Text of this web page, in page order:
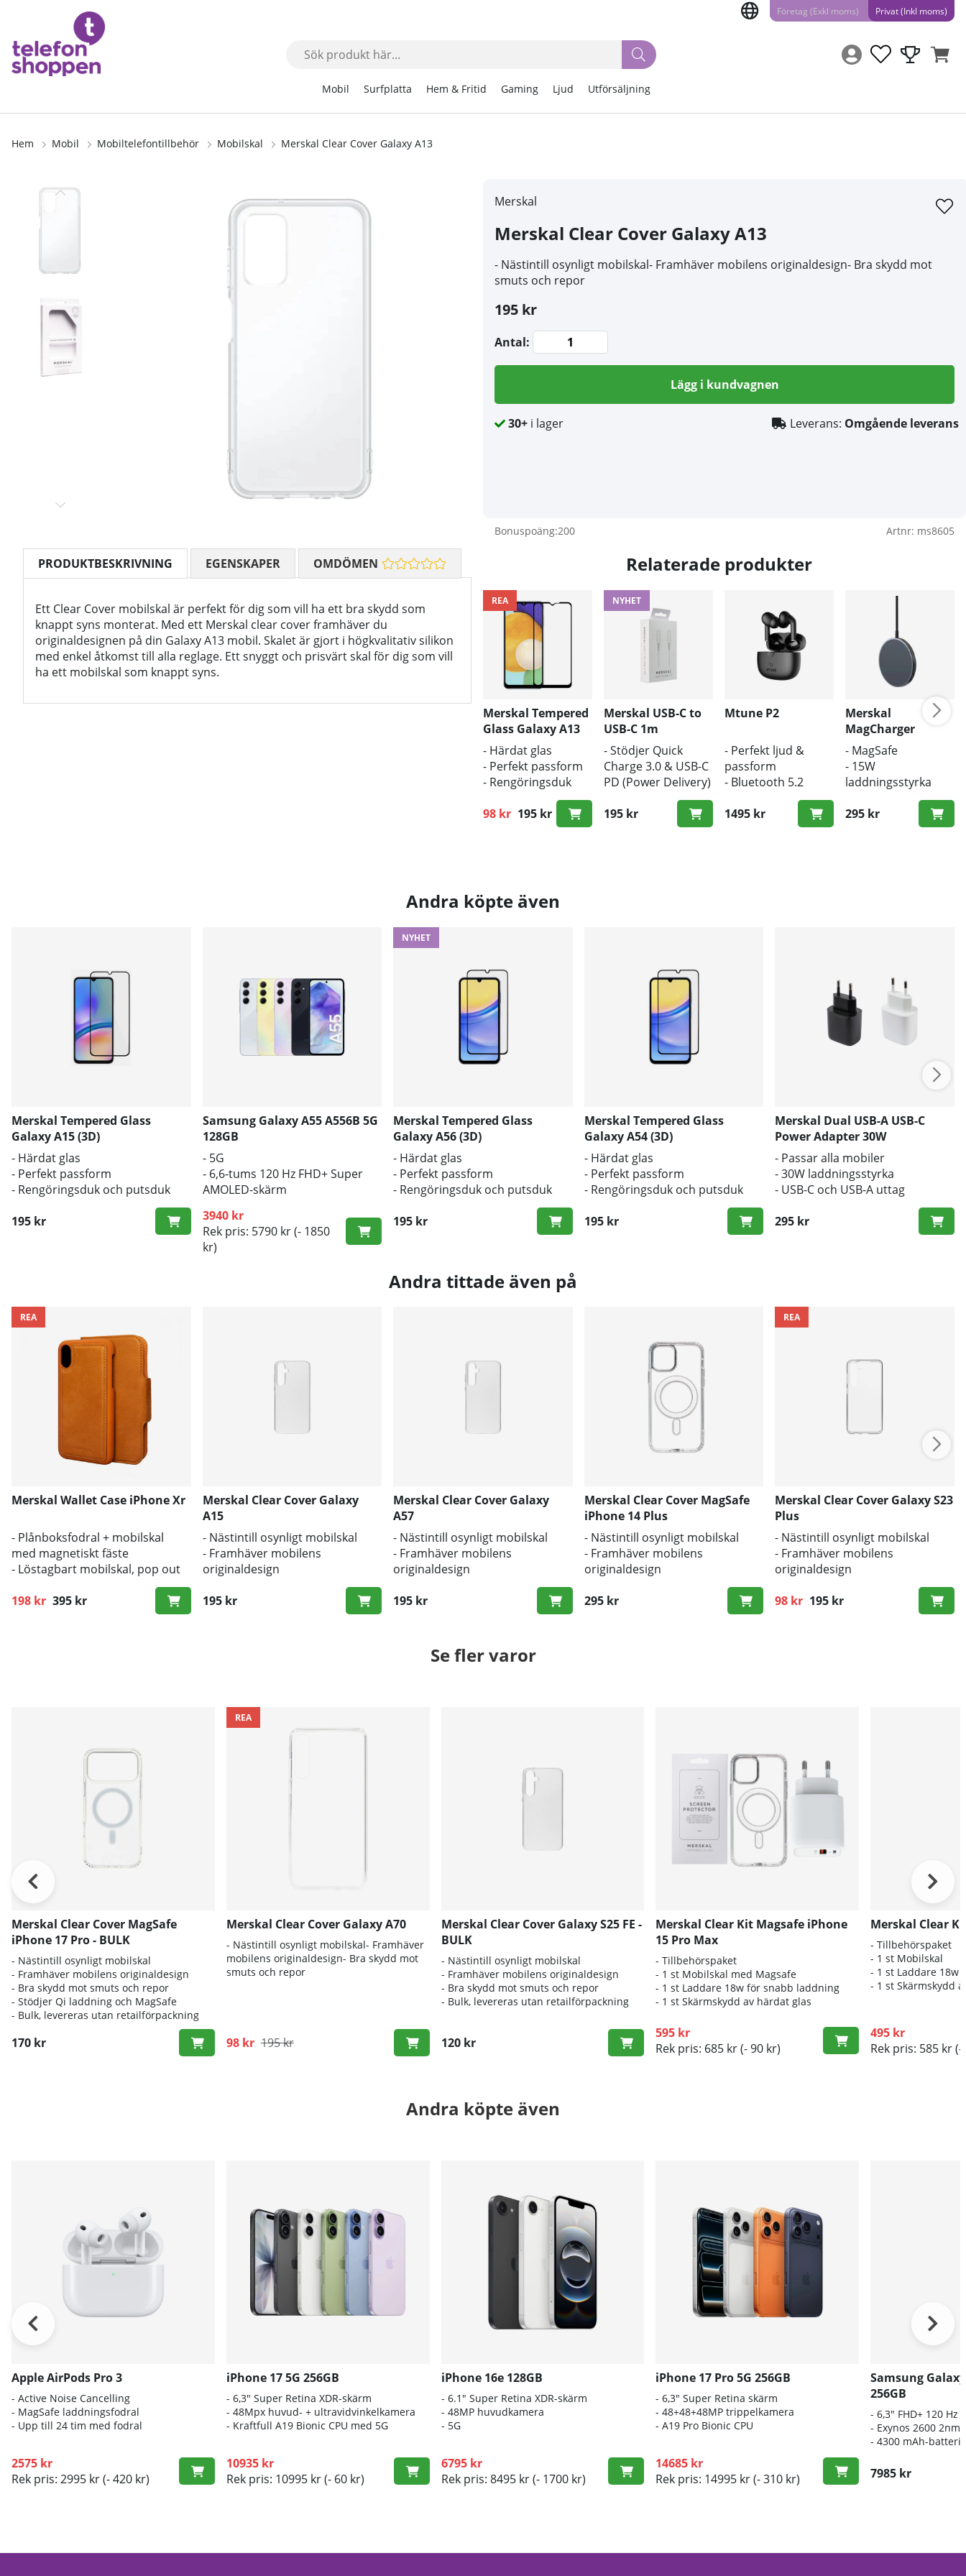
Företag (Exkl moms) Privat (Inkl moms)
Mobil Surfplatta Hem & Fritid Gaming Ljud Utförsäljning
Hem Mobil Mobiltelefontillbehör Mobilskal Merskal Clear Cover Galaxy A13
Produktbilder
Merskal
Merskal Clear Cover Galaxy A13
- Nästintill osynligt mobilskal- Framhäver mobilens originaldesign- Bra skydd mot
smuts och repor
195 kr
Antal:
Lägg i kundvagnen
30+ i lager Leverans: Omgående leverans
Bonuspoäng:200 Artnr: ms8605
PRODUKTBESKRIVNING
Ett Clear Cover mobilskal är perfekt för dig som vill ha ett bra skydd som
knappt syns monterat. Med ett Merskal clear cover framhäver du
originaldesignen på din Galaxy A13 mobil. Skalet är gjort i högkvalitativ silikon
med enkel åtkomst till alla reglage. Ett snyggt och prisvärt skal för dig som vill
ha ett mobilskal som knappt syns.
EGENSKAPER OMDÖMEN Relaterade produkter
REA
Merskal Tempered
Glass Galaxy A13
(3D)
- Härdat glas
- Perfekt passform
- Rengöringsduk
inkluderad
98 kr 195 kr
Ordinarie pris:
NYHET
Merskal USB-C to
USB-C 1m
- Stödjer Quick
Charge 3.0 & USB-C
PD (Power Delivery)
- Snabb hastighet
195 kr
Mtune P2
- Perfekt ljud &
passform
- Bluetooth 5.2
- Trådlös laddning
1495 kr
Merskal
MagCharger
- MagSafe
- 15W
laddningsstyrka
- Trådlös laddare
295 kr
Andra köpte även
Merskal Tempered Glass
Galaxy A15 (3D)
- Härdat glas
- Perfekt passform
- Rengöringsduk och putsduk
195 kr
Samsung Galaxy A55 A556B 5G
128GB
- 5G
- 6,6-tums 120 Hz FHD+ Super
AMOLED-skärm
3940 kr
Rek pris: 5790 kr(- 1850
kr)
NYHET
Merskal Tempered Glass
Galaxy A56 (3D)
- Härdat glas
- Perfekt passform
- Rengöringsduk och putsduk
195 kr
Merskal Tempered Glass
Galaxy A54 (3D)
- Härdat glas
- Perfekt passform
- Rengöringsduk och putsduk
195 kr
Merskal Dual USB-A USB-C
Power Adapter 30W
- Passar alla mobiler
- 30W laddningsstyrka
- USB-C och USB-A uttag
295 kr
Andra tittade även på
REA
Merskal Wallet Case iPhone Xr
- Plånboksfodral + mobilskal
med magnetiskt fäste
- Löstagbart mobilskal, pop out
198 kr 395 kr
Ordinarie pris:
Merskal Clear Cover Galaxy
A15
- Nästintill osynligt mobilskal
- Framhäver mobilens
originaldesign
- Bra skydd mot smuts och repor
195 kr
Merskal Clear Cover Galaxy
A57
- Nästintill osynligt mobilskal
- Framhäver mobilens
originaldesign
- Bra skydd mot smuts och repor
195 kr
Merskal Clear Cover MagSafe
iPhone 14 Plus
- Nästintill osynligt mobilskal
- Framhäver mobilens
originaldesign
- Bra skydd mot smuts och repor
295 kr
REA
Merskal Clear Cover Galaxy S23
Plus
- Nästintill osynligt mobilskal
- Framhäver mobilens
originaldesign
- Bra skydd mot smuts och repor
98 kr 195 kr
Ordinarie pris:
Se fler varor
Merskal Clear Cover MagSafe
iPhone 17 Pro - BULK
- Nästintill osynligt mobilskal
- Framhäver mobilens originaldesign
- Bra skydd mot smuts och repor
- Stödjer Qi laddning och MagSafe
- Bulk, levereras utan retailförpackning
170 kr
REA
Merskal Clear Cover Galaxy A70
- Nästintill osynligt mobilskal- Framhäver
mobilens originaldesign- Bra skydd mot
smuts och repor
98 kr 195 kr
Merskal Clear Cover Galaxy S25 FE -
BULK
- Nästintill osynligt mobilskal
- Framhäver mobilens originaldesign
- Bra skydd mot smuts och repor
- Bulk, levereras utan retailförpackning
120 kr
Merskal Clear Kit Magsafe iPhone
15 Pro Max
- Tillbehörspaket
- 1 st Mobilskal med Magsafe
- 1 st Laddare 18w för snabb laddning
- 1 st Skärmskydd av härdat glas
595 kr
Rek pris: 685 kr(- 90 kr)
Merskal Clear
- Tillbehörspaket
- 1 st Mobilskal
- 1 st Laddare 18w
- 1 st Skärmskydd
495 kr
Rek pris: 585 kr(-
Andra köpte även
Apple AirPods Pro 3
- Active Noise Cancelling
- MagSafe laddningsfodral
- Upp till 24 tim med fodral
2575 kr
Rek pris: 2995 kr(- 420 kr)
iPhone 17 5G 256GB
- 6,3" Super Retina XDR-skärm
- 48Mpx huvud- + ultravidvinkelkamera
- Kraftfull A19 Bionic CPU med 5G
10935 kr
Rek pris: 10995 kr(- 60 kr)
iPhone 16e 128GB
- 6.1″ Super Retina XDR-skärm
- 48MP huvudkamera
- 5G
6795 kr
Rek pris: 8495 kr(- 1700 kr)
iPhone 17 Pro 5G 256GB
- 6,3" Super Retina skärm
- 48+48+48MP trippelkamera
-A19 Pro Bionic CPU
14685 kr
Rek pris: 14995 kr(- 310 kr)
Samsung Galaxy
256GB
- 6,3" FHD+ 120 Hz
- Exynos 2600
-4300 mAh-batteri
7985 kr